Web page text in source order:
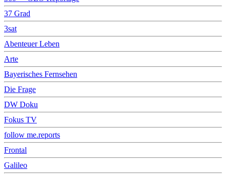
37 Grad
3sat
Abenteuer Leben
Arte
Bayerisches Fernsehen
Die Frage
DW Doku
Fokus TV
follow me.reports
Frontal
Galileo